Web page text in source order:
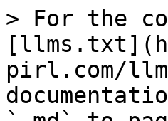
> For the
pirl.com/